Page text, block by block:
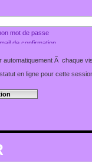
mot de passe
de confirmation
automatiquement Ã chaque
en ligne pour cette